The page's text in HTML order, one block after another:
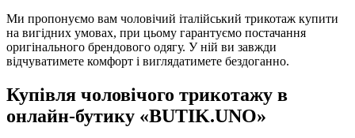
Ми пропонуємо вам чоловічий італійський трикотаж купити
на вигідних умовах, при цьому гарантуємо постачання
оригінального брендового одягу. У ній ви завжди
відчуватимете комфорт і виглядатимете бездоганно.
Купівля чоловічого трикотажу в
онлайн-бутику «BUTIK.UNO»